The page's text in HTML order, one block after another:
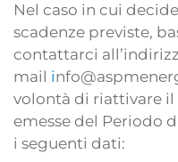
Nel caso in cui
scadenze previste,
contattarci
mail i
volontà di riattivare
emesse del Periodo
i seguenti dati: